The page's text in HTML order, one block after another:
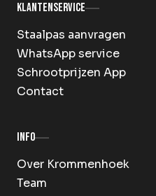
Klantenservice
Staalpas aanvragen
WhatsApp service
Schrootprijzen App
Contact
Info
Over Krommenhoek
Team